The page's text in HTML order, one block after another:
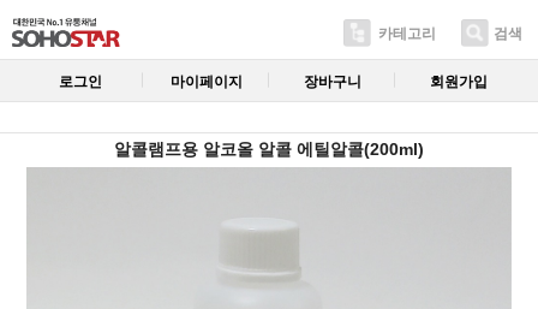
카테고리 검색
로그인 마이페이지 장바구니 회원가입
알콜램프용 알코올 알콜 에틸알콜(200ml)